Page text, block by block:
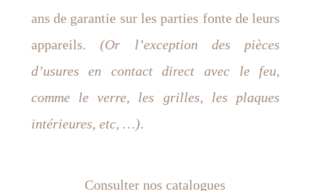
ans de garantie sur les parties fonte de leurs
appareils.(Or l’exception des pièces
d’usures en contact direct avec le feu,
comme le verre, les grilles, les plaques
intérieures, etc, …).
Consulter nos catalogues